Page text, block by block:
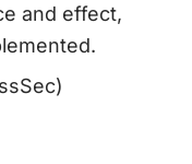
and effect,